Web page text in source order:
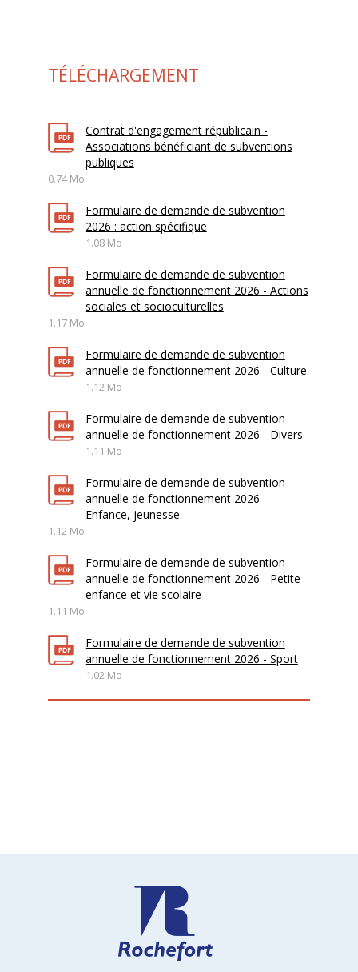
TÉLÉCHARGEMENT
Contrat d'engagement républicain -
Associations bénéficiant de subventions
publiques
0.74 Mo
Formulaire de demande de subvention
2026 : action spécifique
1.08 Mo
Formulaire de demande de subvention
annuelle de fonctionnement 2026 - Actions
sociales et socioculturelles
1.17 Mo
Formulaire de demande de subvention
annuelle de fonctionnement 2026 - Culture
1.12 Mo
Formulaire de demande de subvention
annuelle de fonctionnement 2026 - Divers
1.11 Mo
Formulaire de demande de subvention
annuelle de fonctionnement 2026 -
Enfance, jeunesse
1.12 Mo
Formulaire de demande de subvention
annuelle de fonctionnement 2026 - Petite
enfance et vie scolaire
1.11 Mo
Formulaire de demande de subvention
annuelle de fonctionnement 2026 - Sport
1.02 Mo